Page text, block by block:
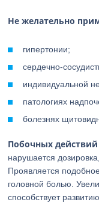
Не желательно
гипертонии;
сердечно-
индивидуальной
патологиях
болезнях
Побочных
нарушается
Проявляется
головной болью.
способствует